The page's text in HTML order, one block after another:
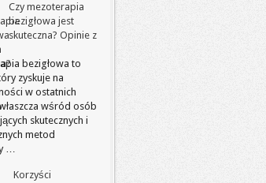
Czy mezoterapia
bezigłowa jest
skuteczna? Opinie z
bezigłowa to
zyskuje na
w ostatnich
wśród osób
skutecznych i
metod
…
Korzyści